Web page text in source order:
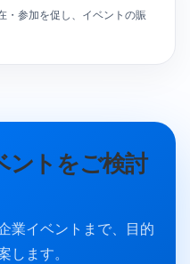
・参加を促し、イベントの賑
ントをご検討
業イベントまで、目的
ます。